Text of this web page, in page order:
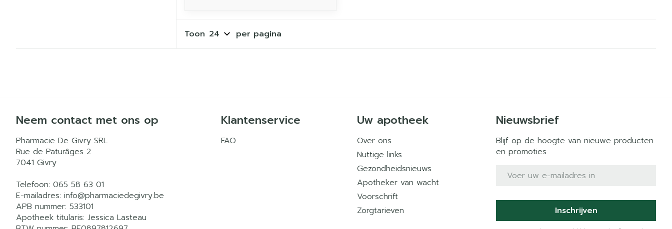
Toon per pagina
Neem contact met ons op
Pharmacie De Givry SRL
Rue de Paturâges 2
7041 Givry
Telefoon: 065 58 63 01
E-mailadres: info@pharmaciedegivry.be
APB nummer: 533101
Apotheek titularis: Jessica Lasteau
Klantenservice
FAQ
Uw apotheek
Over ons
Nuttige links
Gezondheidsnieuws
Apotheker van wacht
Voorschrift
Zorgtarieven
Nieuwsbrief
Blijf op de hoogte van nieuwe producten
en promoties
E-mail adres
Inschrijven